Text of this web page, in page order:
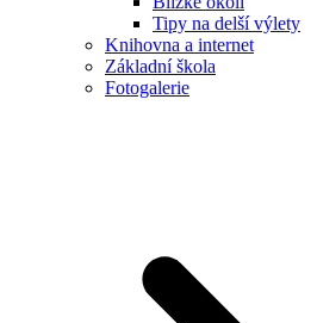
Tipy na delší výlety
Knihovna a internet
Základní škola
Fotogalerie